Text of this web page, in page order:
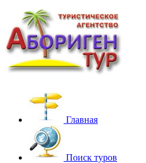
Главная
Поиск туров